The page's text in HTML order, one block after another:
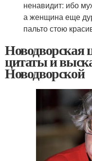
ненавидит: ибо
а женщина еще
пальто стою
Новодворская
цитаты и
Новодворской